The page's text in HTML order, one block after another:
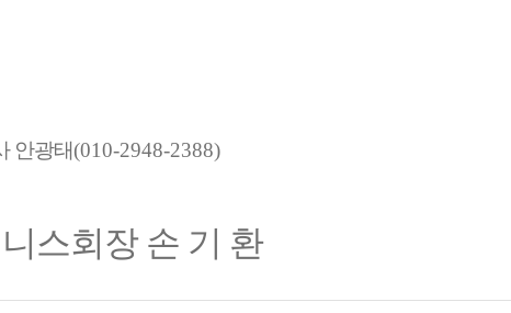
안광태(010-2948-2388)
스회장 손 기 환